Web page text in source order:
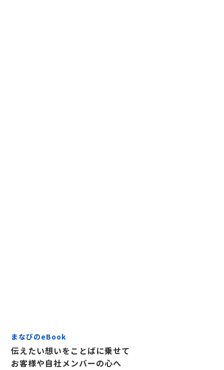
まなびのeBook
伝えたい想いをことばに乗せて
お客様や自社メンバーの心へ